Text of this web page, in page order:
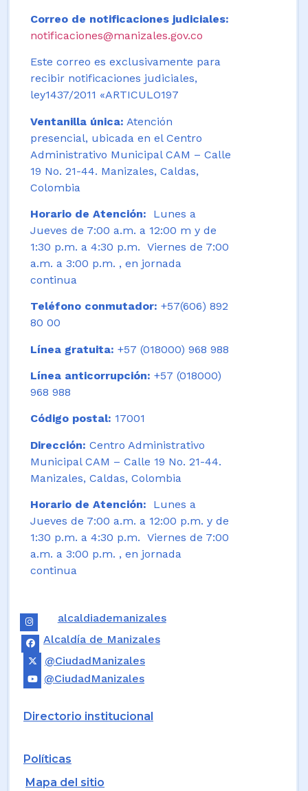
Correo de notificaciones judiciales:
notificaciones@manizales.gov.co
Este correo es exclusivamente para
recibir notificaciones judiciales,
ley1437/2011 «ARTICULO197
Ventanilla única: Atención
presencial, ubicada en el Centro
Administrativo Municipal CAM – Calle
19 No. 21-44. Manizales, Caldas,
Colombia
Horario de Atención:
Lunes a
Jueves de 7:00 a.m. a 12:00 m y de
1:30 p.m. a 4:30 p.m. Viernes de 7:00
a.m. a 3:00 p.m. , en jornada
continua
Teléfono conmutador: +57(606) 892
80 00
Línea gratuita: +57 (018000) 968 988
Línea anticorrupción: +57 (018000)
968 988
Código postal: 17001
Dirección: Centro Administrativo
Municipal CAM – Calle 19 No. 21-44.
Manizales, Caldas, Colombia
Horario de Atención: Lunes a
Jueves de 7:00 a.m. a 12:00 p.m. y de
1:30 p.m. a 4:30 p.m. Viernes de 7:00
a.m. a 3:00 p.m. , en jornada
continua
alcaldiademanizales
Alcaldía de Manizales
@CiudadManizales
@CiudadManizales
Directorio institucional
Políticas
Mapa del sitio